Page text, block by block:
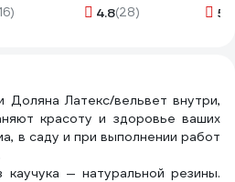
см зеленые 100
4.8(28) 5
Доляна Латекс/вельвет внутри,
красоту и здоровье ваших
в саду и при выполнении работ
каучука — натуральной резины.